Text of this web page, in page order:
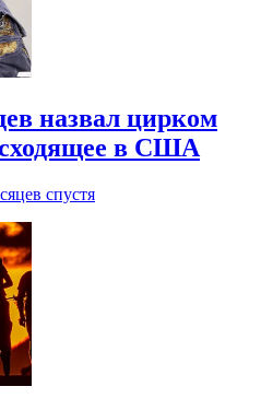
назвал цирком
в США
спустя